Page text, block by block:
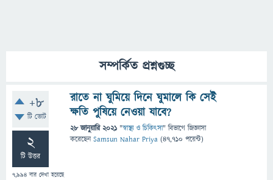
সম্পর্কিত প্রশ্নগুচ্ছ
+8
টি ভোট
2
টি উত্তর
7,994 বার দেখা হয়েছে
রাতে না ঘুমিয়ে দিনে ঘুমালে কি সেই
ক্ষতি পুষিয়ে নেওয়া যাবে?
28 জানুয়ারি 2021 "স্বাস্থ্য ও চিকিৎসা" বিভাগে জিজ্ঞাসা
করেছেনSamsun Nahar Priya (47,710 পয়েন্ট)